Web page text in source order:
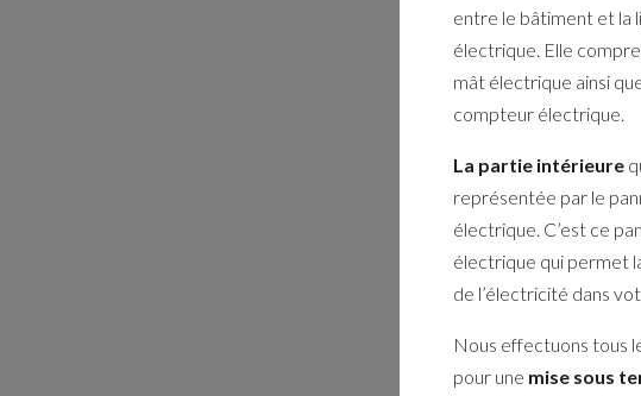
entre le bâtiment et la
électrique. Elle
mât électrique ainsi
compteur électrique.
La partie intérieure
représentée par le
électrique. C’est ce
électrique qui permet
de l’électricité dans
Nous effectuons tous
pour une mise sous